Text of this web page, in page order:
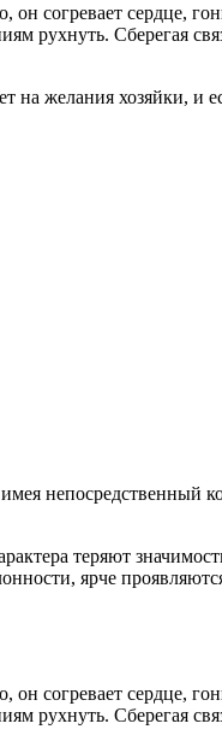
согревает сердце,
рухнуть. Сберегая
желания хозяйки, и
непосредственный
теряют
ярче
согревает сердце,
рухнуть. Сберегая